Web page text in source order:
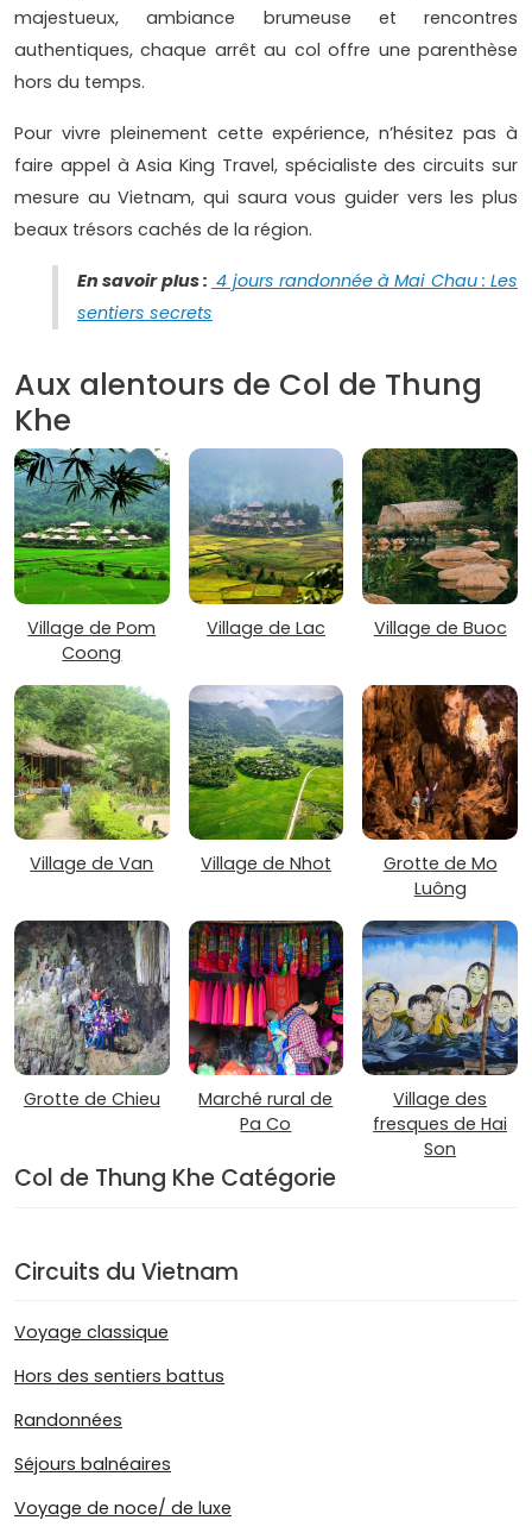
majestueux, ambiance brumeuse et rencontres
authentiques, chaque arrêt au col offre une parenthèse
hors du temps.
Pour vivre pleinement cette expérience, n’hésitez pas à
faire appel à Asia King Travel, spécialiste des circuits sur
mesure au Vietnam, qui saura vous guider vers les plus
beaux trésors cachés de la région.
En savoir plus : 4 jours randonnée à Mai Chau : Les
sentiers secrets
Aux alentours de Col de Thung
Khe
Village de Pom
Coong
Village de Lac Village de Buoc
Village de Van Village de Nhot
Grotte de Mo
Luông
Grotte de Chieu
Marché rural de
Pa Co
Village des
fresques de Hai
Son
Col de Thung Khe Catégorie
Circuits du Vietnam
Voyage classique
Hors des sentiers battus
Randonnées
Séjours balnéaires
Voyage de noce/ de luxe